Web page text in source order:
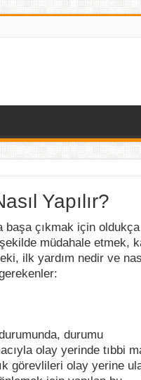
Yapılır?
çıkmak için oldukça
müdahale etmek,
ilk yardım nedir ve
durumu
olay yerinde tıbbi
görevlileri olay yerine